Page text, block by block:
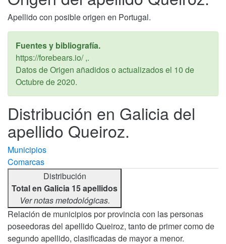
Apellido con posible origen en Portugal.
Fuentes y bibliografía.
https://forebears.io/ ,.
Datos de Origen añadidos o actualizados el 10 de
Octubre de 2020.
Distribución en Galicia del
apellido Queiroz.
Municipios
Comarcas
Distribución
Total en Galicia 15 apellidos
Ver notas metodológicas.
Relación de municipios por provincia con las personas
poseedoras del apellido Queiroz, tanto de primer como de
segundo apellido, clasificadas de mayor a menor.